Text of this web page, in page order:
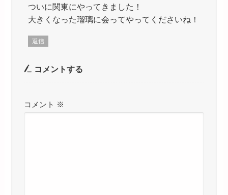
ついに関東にやってきました！
大きくなった瑠璃に会ってやってくださいね！
返信
コメントする
コメント ※